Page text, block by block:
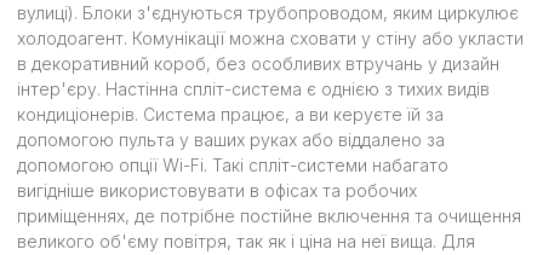
вулиці). Блоки з'єднуються трубопроводом, яким циркулює
холодоагент. Комунікації можна сховати у стіну або укласти
в декоративний короб, без особливих втручань у дизайн
інтер'єру. Настінна спліт-система є однією з тихих видів
кондиціонерів. Система працює, а ви керуєте їй за
допомогою пульта у ваших руках або віддалено за
допомогою опції Wi-Fi. Такі спліт-системи набагато
вигідніше використовувати в офісах та робочих
приміщеннях, де потрібне постійне включення та очищення
великого об'єму повітря, так як і ціна на неї вища. Для